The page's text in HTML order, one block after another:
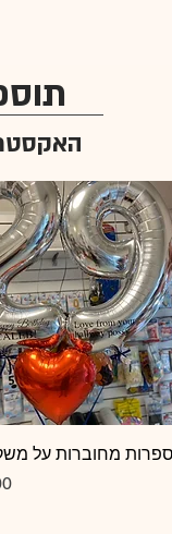
תצוגה מהירה
ספרות מחוברות על